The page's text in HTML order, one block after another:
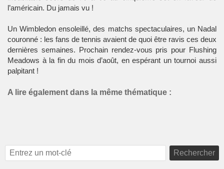
l’américain. Du jamais vu !
Un Wimbledon ensoleillé, des matchs spectaculaires, un Nadal
couronné : les fans de tennis avaient de quoi être ravis ces deux
dernières semaines. Prochain rendez-vous pris pour Flushing
Meadows à la fin du mois d’août, en espérant un tournoi aussi
palpitant !
A lire également dans la même thématique :
Rechercher